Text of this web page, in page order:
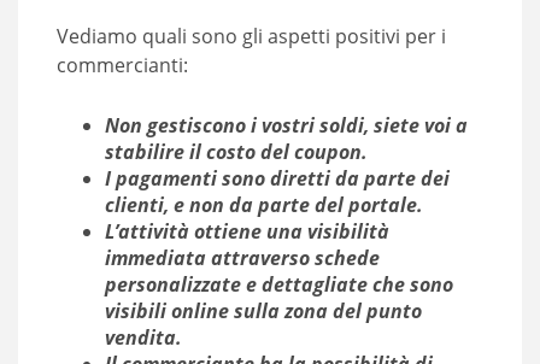
Vediamo quali sono gli aspetti positivi per i
commercianti:
Non gestiscono i vostri soldi, siete voi a
stabilire il costo del coupon.
I pagamenti sono diretti da parte dei
clienti, e non da parte del portale.
L’attività ottiene una visibilità
immediata attraverso schede
personalizzate e dettagliate che sono
visibili online sulla zona del punto
vendita.